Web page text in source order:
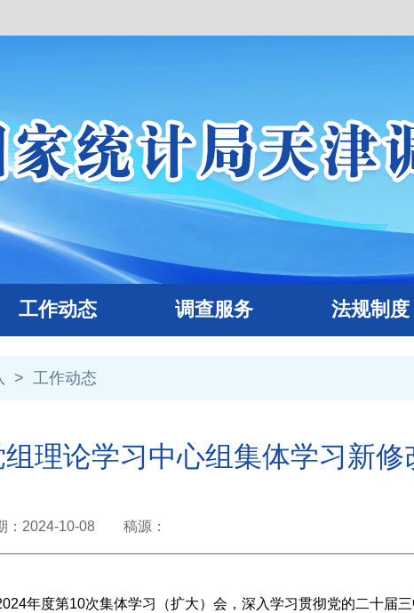
作动态 调查服务 法规制度
> 工作动态
理论学习中心组集体学习新修
：2024-10-08 稿源：
年度第10次集体学习（扩大）会， 深入学习贯彻党的二十届